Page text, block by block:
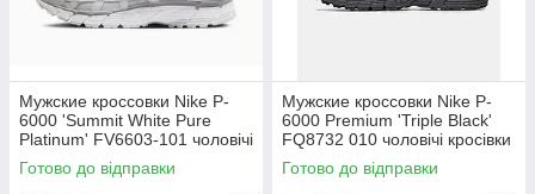
Мужские кроссовки Nike P-
6000 'Summit White Pure
Platinum' FV6603-101 чоловічі
кросівки Nike
Готово до відправки
Мужские кроссовки Nike P-
6000 Premium 'Triple Black'
FQ8732 010 чоловічі кросівки
Nike унісекс
Готово до відправки